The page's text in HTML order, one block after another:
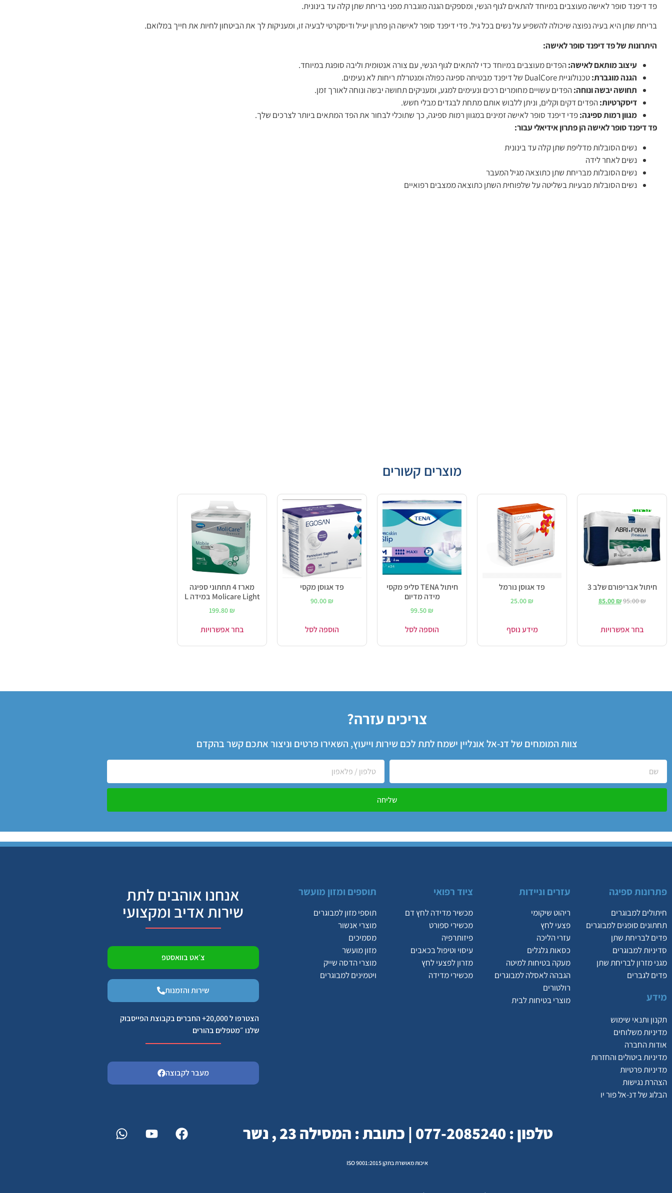
פד דיפנד סופר לאישה מעוצבים במיוחד להתאים לגוף הנשי, ומספקים הגנה מוגברת מפני בריחת שתן קלה עד בינונית.
בריחת שתן היא בעיה נפוצה שיכולה להשפיע על נשים בכל גיל. פדי דיפנד סופר לאישה הן פתרון יעיל ודיסקרטי לבעיה זו, ומעניקות לך את הביטחון לחיות את חייך במלואם.
היתרונות של פד דיפנד סופר לאישה:
עיצוב מותאם לאישה:הפדים מעוצבים במיוחד כדי להתאים לגוף הנשי, עם צורה אנטומית וליבה סופגת במיוחד.
הגנה מוגברת:טכנולוגיית DualCore של דיפנד מבטיחה ספיגה כפולה ומנטרלת ריחות לא נעימים.
תחושה יבשה ונוחה:הפדים עשויים מחומרים רכים ונעימים למגע, ומעניקים תחושה יבשה ונוחה לאורך זמן.
דיסקרטיות:הפדים דקים וקלים, וניתן ללבוש אותם מתחת לבגדים מבלי חשש.
מגוון רמות ספיגה:פדי דיפנד סופר לאישה זמינים במגוון רמות ספיגה, כך שתוכלי לבחור את הפד המתאים ביותר לצרכים שלך.
פד דיפנד סופר לאישה הן פתרון אידיאלי עבור:
נשים הסובלות מדליפת שתן קלה עד בינונית
נשים לאחר לידה
נשים הסובלות מבריחת שתן כתוצאה מגיל המעבר
נשים הסובלות מבעיות בשליטה על שלפוחית השתן כתוצאה ממצבים רפואיים
מוצרים קשורים
מבצע!
חיתול אבריפורם שלב 3
95.00₪
85.00₪
בחר אפשרויות
פד אגוסן נורמל
25.00 ₪
מידע נוסף
חיתול TENA סליפ מקסי
מידה מדיום
99.50 ₪
הוספה לסל
פד אגוסן מקסי
90.00 ₪
הוספה לסל
מארז 4 תחתוני ספיגה
Molicare Light במידה L
199.80 ₪
בחר אפשרויות
צריכים עזרה?
צוות המומחים של דנ-אל אונליין ישמח לתת לכם שירות וייעוץ, השאירו פרטים וניצור אתכם קשר בהקדם
שליחה
פתרונות ספיגה
חיתולים למבוגרים
תחתונים סופגים למבוגרים
פדים לבריחת שתן
סדיניות למבוגרים
מגני מזרון לבריחת שתן
פדים לגברים
מידע
תקנון ותנאי שימוש
מדיניות משלוחים
אודות החברה
מדיניות ביטולים והחזרות
מדיניות פרטיות
הצהרת נגישות
הבלוג של דנ-אל פור יו
עזרים וניידות
ריהוט שיקומי
פצעי לחץ
עזרי הליכה
כסאות גלגלים
מעקה בטיחות למיטה
הגבהה לאסלה למבוגרים
רולטורים
מוצרי בטיחות לבית
ציוד רפואי
מכשיר מדידה לחץ דם
מכשירי ספורט
פיזותרפיה
עיסוי וטיפול בכאבים
מזרון לפצעי לחץ
מכשירי מדידה
תוספים ומזון מועשר
תוספי מזון למבוגרים
מוצרי אנשור
מסמיכים
מזון מועשר
מוצרי הדסה שייק
ויטמינים למבוגרים
אנחנו אוהבים לתת
שירות אדיב ומקצועי
צ׳אט בוואסטפ
שירות והזמנות
הצטרפו ל 20,000+ החברים בקבוצת הפייסבוק
שלנו ״מטפלים בהורים
מעבר לקבוצה
טלפון : 077-2085240 | כתובת : המסילה 23 , נשר
איכות מאושרת בתקן ISO 9001:2015